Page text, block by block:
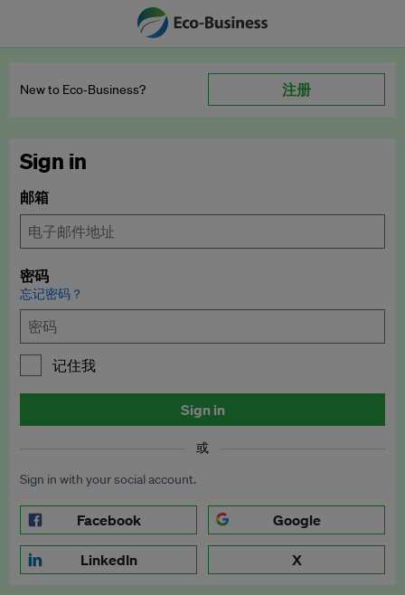
New to Eco‑Business? 注册
Sign in
邮箱
密码
忘记密码？
记住我
Sign in
或
Sign in with your social account.
Facebook Google
LinkedIn X